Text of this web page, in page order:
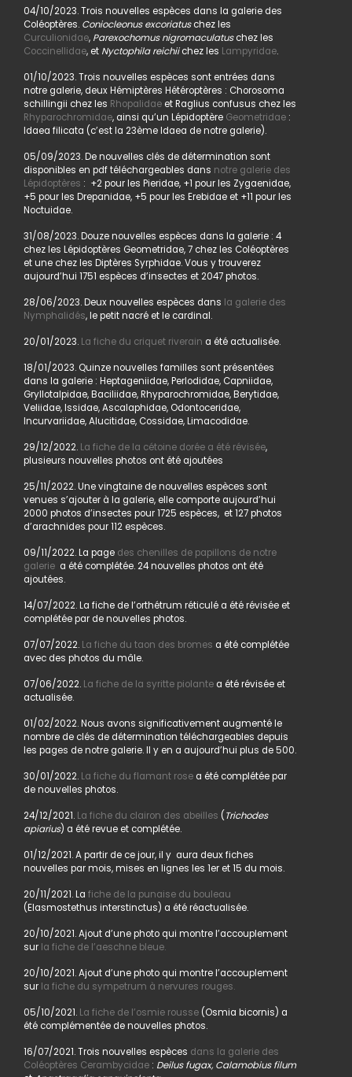
04/10/2023. Trois nouvelles espèces dans la galerie des
Coléoptères. Coniocleonus excoriatuschez les
Curculionidae, Parexochomus nigromaculatuschez les
Coccinellidae, et Nyctophila reichiichez les Lampyridae.
01/10/2023. Trois nouvelles espèces sont entrées dans
notre galerie, deux Hémiptères Hétéroptères : Chorosoma
schillingii chez les Rhopalidaeet Raglius confusus chez les
Rhyparochromidae, ainsi qu’un Lépidoptère Geometridae:
Idaea filicata (c’est la 23ème Idaea de notre galerie).
05/09/2023. De nouvelles clés de détermination sont
disponibles en pdf téléchargeables dans notre galerie des
Lépidoptères : +2 pour les Pieridae, +1 pour les Zygaenidae,
+5 pour les Drepanidae, +5 pour les Erebidae et +11 pour les
Noctuidae.
31/08/2023. Douze nouvelles espèces dans la galerie : 4
chez les Lépidoptères Geometridae, 7 chez les Coléoptères
et une chez les Diptères Syrphidae. Vous y trouverez
aujourd’hui 1751 espèces d’insectes et 2047 photos.
28/06/2023. Deux nouvelles espèces dans la galerie des
Nymphalidés, le petit nacré et le cardinal.
20/01/2023. La fiche du criquet riverain a été actualisée.
18/01/2023. Quinze nouvelles familles sont présentées
dans la galerie : Heptageniidae, Perlodidae, Capniidae,
Gryllotalpidae, Baciliidae, Rhyparochromidae, Berytidae,
Veliidae, Issidae, Ascalaphidae, Odontoceridae,
Incurvariidae, Alucitidae, Cossidae, Limacodidae.
29/12/2022. La fiche de la cétoine dorée a été révisée,
plusieurs nouvelles photos ont été ajoutées
25/11/2022. Une vingtaine de nouvelles espèces sont
venues s’ajouter à la galerie, elle comporte aujourd’hui
2000 photos d’insectes pour 1725 espèces, et 127 photos
d’arachnides pour 112 espèces.
09/11/2022. La page des chenilles de papillons de notre
galerie a été complétée. 24 nouvelles photos ont été
ajoutées.
14/07/2022. La fiche de l’orthétrum réticulé a été révisée et
complétée par de nouvelles photos.
07/07/2022. La fiche du taon des bromes a été complétée
avec des photos du mâle.
07/06/2022. La fiche de la syritte piolantea été révisée et
actualisée.
01/02/2022. Nous avons significativement augmenté le
nombre de clés de détermination téléchargeables depuis
les pages de notre galerie. Il y en a aujourd’hui plus de 500.
30/01/2022. La fiche du flamant rosea été complétée par
de nouvelles photos.
24/12/2021. La fiche du clairon des abeilles ( Trichodes
apiarius) a été revue et complétée.
01/12/2021. A partir de ce jour, il y aura deux fiches
nouvelles par mois, mises en lignes les 1er et 15 du mois.
20/11/2021. La fiche de la punaise du bouleau
(Elasmostethus interstinctus) a été réactualisée.
20/10/2021. Ajout d’une photo qui montre l’accouplement
sur la fiche de l’aeschne bleue.
20/10/2021. Ajout d’une photo qui montre l’accouplement
sur la fiche du sympetrum à nervures rouges.
05/10/2021. La fiche de l’osmie rousse(Osmia bicornis) a
été complémentée de nouvelles photos.
16/07/2021. Trois nouvelles espèces dans la galerie des
Coléoptères Cerambycidae: Deilus fugax, Calamobius filum